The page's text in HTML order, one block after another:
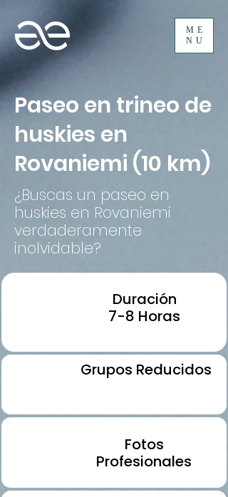
ME
NU
Paseo en trineo de
huskies en
Rovaniemi (10 km)
¿Buscas un paseo en
huskies en Rovaniemi
verdaderamente
inolvidable?
Duración
7-8 Horas
Grupos Reducidos
Fotos
Profesionales